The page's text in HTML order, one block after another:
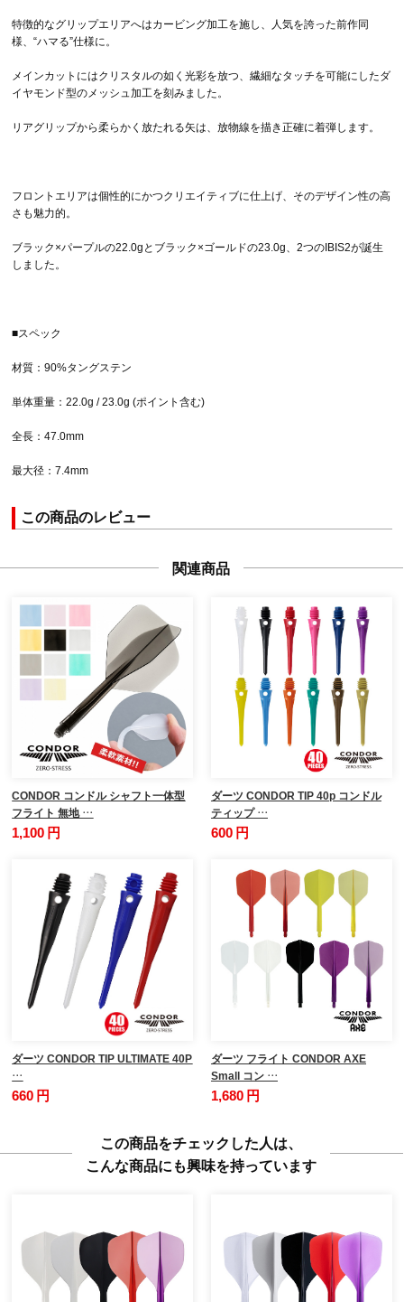
特徴的なグリップエリアへはカービング加工を施し、人気を誇った前作同
様、“ハマる”仕様に。
メインカットにはクリスタルの如く光彩を放つ、繊細なタッチを可能にしたダ
イヤモンド型のメッシュ加工を刻みました。
リアグリップから柔らかく放たれる矢は、放物線を描き正確に着弾します。
フロントエリアは個性的にかつクリエイティブに仕上げ、そのデザイン性の高
さも魅力的。
ブラック×パープルの22.0gとブラック×ゴールドの23.0g、2つのIBIS2が誕生
しました。
■スペック
材質：90%タングステン
単体重量：22.0g / 23.0g (ポイント含む)
全長：47.0mm
最大径：7.4mm
この商品のレビュー
関連商品
CONDOR コンドル シャフト一体型
フライト 無地 …
1,100 円
ダーツ CONDOR TIP 40p コンドル
ティップ …
600 円
ダーツ CONDOR TIP ULTIMATE 40P
…
660 円
ダーツ フライト CONDOR AXE
Small コン …
1,680 円
この商品をチェックした人は、
こんな商品にも興味を持っています